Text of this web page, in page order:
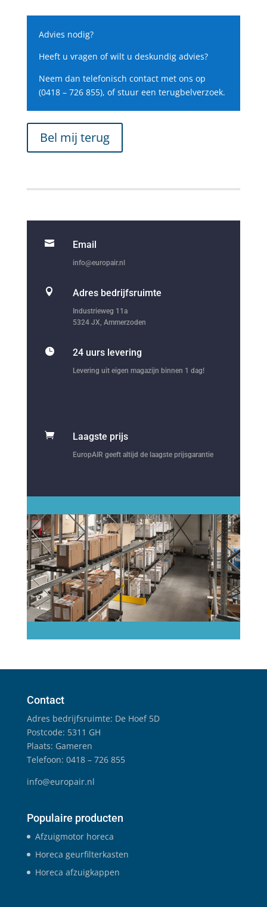
Advies nodig?
Heeft u vragen of wilt u deskundig advies?
Neem dan telefonisch contact met ons op
(0418 – 726 855), of stuur een terugbelverzoek.
Bel mij terug
 Email
info@europair.nl
 Adres bedrijfsruimte
Industrieweg 11a
5324 JX, Ammerzoden
 24 uurs levering
Levering uit eigen magazijn binnen 1 dag!
 Laagste prijs
EuropAIR geeft altijd de laagste prijsgarantie
Contact
Adres bedrijfsruimte: De Hoef 5D
Postcode: 5311 GH
Plaats: Gameren
Telefoon: 0418 – 726 855
info@europair.nl
Populaire producten
Afzuigmotor horeca
Horeca geurfilterkasten
Horeca afzuigkappen